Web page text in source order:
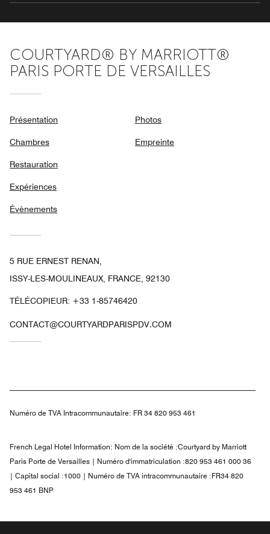
COURTYARD® BY MARRIOTT®
PARIS PORTE DE VERSAILLES
Présentation
Chambres
Restauration
Expériences
Évènements
Photos
Empreinte
5 RUE ERNEST RENAN,
ISSY-LES-MOULINEAUX, FRANCE, 92130
TÉLÉCOPIEUR: +33 1-85746420
CONTACT@COURTYARDPARISPDV.COM
Numéro de TVA Intracommunautaire: FR 34 820 953 461
French Legal Hotel Information: Nom de la société :Courtyard by Marriott
Paris Porte de Versailles | Numéro d'immatriculation :820 953 461 000 36
| Capital social :1000 | Numéro de TVA intracommunautaire :FR34 820
953 461 BNP